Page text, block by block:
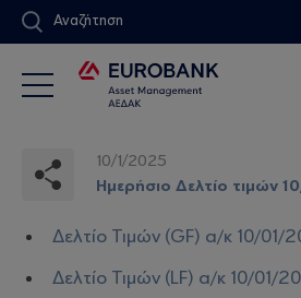
Αναζήτηση
10/1/2025
Ημερήσιο Δελτίο τιμών
Δελτίο Τιμών (GF) α/κ 10/01/
Δελτίο Τιμών (LF) α/κ 10/01/